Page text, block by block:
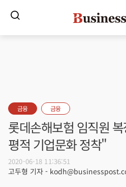
금융 금융
롯데손해보험 임직원
평적 기업문화 정착"
2020-06-18 11:36:51
고두형 기자 -